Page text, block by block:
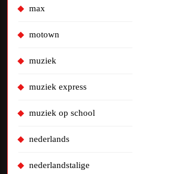
max
motown
muziek
muziek express
muziek op school
nederlands
nederlandstalige